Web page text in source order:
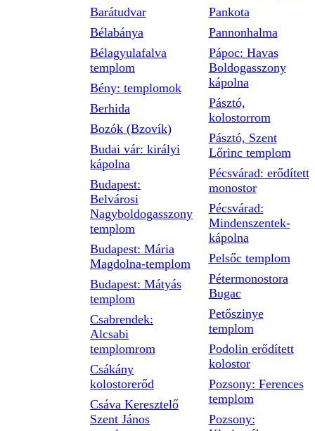
Barátudvar
Bélabánya
Bélagyulafalva
templom
Bény: templomok
Berhida
Bozók (Bzovík)
Budai vár: királyi
kápolna
Budapest:
Belvárosi
Nagyboldogasszony
templom
Budapest: Mária
Magdolna-templom
Budapest: Mátyás
templom
Csabrendek:
Alcsabi
templomrom
Csákány
kolostorerőd
Csáva Keresztelő
Szent János
Pankota
Pannonhalma
Pápoc: Havas
Boldogasszony
kápolna
Pásztó,
kolostorrom
Pásztó, Szent
Lőrinc templom
Pécsvárad: erődített
monostor
Pécsvárad:
Mindenszentek-
kápolna
Pelsőc templom
Pétermonostora
Bugac
Petőszinye
templom
Podolin erődített
kolostor
Pozsony: Ferences
templom
Pozsony: